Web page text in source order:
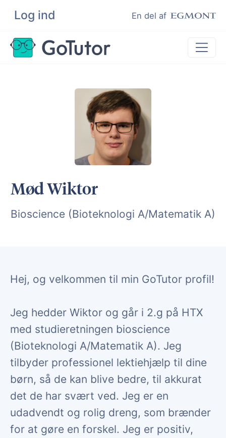
Log ind En del af
Søg
Lektiehjælp
Eksamenshjælp
Hjælp til ordblinde
Kundeudtalelser
Mød Wiktor
Bioscience (Bioteknologi A/Matematik A)
Hej, og velkommen til min GoTutor profil!
Jeg hedder Wiktor og går i 2.g på HTX
med studieretningen bioscience
(Bioteknologi A/Matematik A). Jeg
tilbyder professionel lektiehjælp til dine
børn, så de kan blive bedre, til akkurat
det de har svært ved. Jeg er en
udadvendt og rolig dreng, som brænder
for at gøre en forskel. Jeg er positiv,